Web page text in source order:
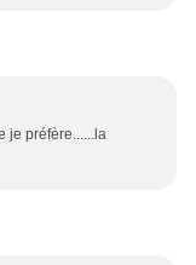
je préfère......la